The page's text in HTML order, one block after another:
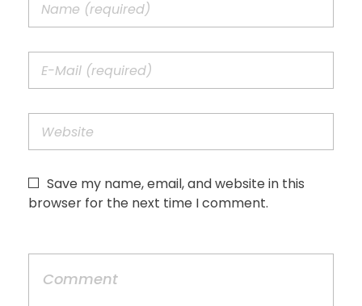
Save my name, email, and website in this
browser for the next time I comment.